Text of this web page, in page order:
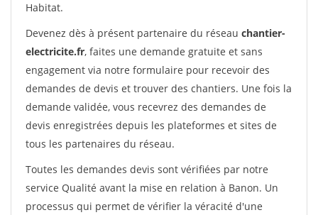
Habitat.
Devenez dès à présent partenaire du réseau chantier-
electricite.fr, faites une demande gratuite et sans
engagement via notre formulaire pour recevoir des
demandes de devis et trouver des chantiers. Une fois la
demande validée, vous recevrez des demandes de
devis enregistrées depuis les plateformes et sites de
tous les partenaires du réseau.
Toutes les demandes devis sont vérifiées par notre
service Qualité avant la mise en relation à Banon. Un
processus qui permet de vérifier la véracité d'une